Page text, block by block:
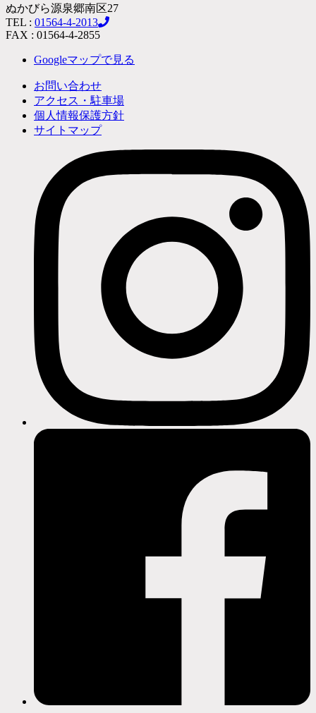
ぬかびら源泉郷南区27
TEL : 01564-4-2013
FAX : 01564-4-2855
Googleマップで見る
お問い合わせ
アクセス・駐車場
個人情報保護方針
サイトマップ